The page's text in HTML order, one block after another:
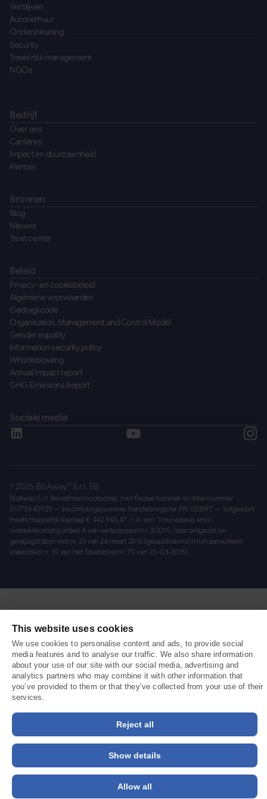
This website uses cookies
We use cookies to personalise content and ads, to provide social
media features and to analyse our traffic. We also share information
about your use of our site with our social media, advertising and
analytics partners who may combine it with other information that
you’ve provided to them or that they’ve collected from your use of their
services.
Reject all
Show details
Allow all
Inloggen
Inloggen
Boek een demo
Verblijven
Autoverhuur
Ondersteuning
Security
Travel risk management
NGOs
Bedrijf
Over ons
Carrières
Impact en duurzaamheid
Klanten
Bronnen
Blog
Nieuws
Trust center
Beleid
Privacy- en cookiebeleid
Algemene voorwaarden
Gedragscode
Organisation, Management and Control Model
Gender equality
Information security policy
Whistleblowing
Annual impact report
GHG Emissions Report
Sociale media
BizAway S.r.l. Benefitvennootschap, met fiscaal nummer en btw-nummer
01775640939 — Inschrijvingsnummer Handelsregister PN-103597 — Volgestort
maatschappelijk kapitaal € 442.945,47 — is een "innovatieve kmo"
overeenkomstig artikel 4 van wetsdecreet nr. 3/2015, later omgezet en
gewijzigd door wet nr. 33 van 24 maart 2015 (gepubliceerd in het aanvullend
staatsblad nr. 15 van het Staatsblad nr. 70 van 25-03-2015).
2026 BizAway™ S.r.l. SB